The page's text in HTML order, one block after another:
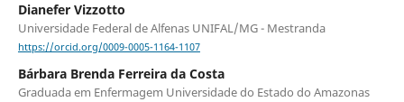
Dianefer Vizzotto
Universidade Federal de Alfenas UNIFAL/MG - Mestranda
https://orcid.org/0009-0005-1164-1107
Bárbara Brenda Ferreira da Costa
Graduada em Enfermagem Universidade do Estado do Amazonas